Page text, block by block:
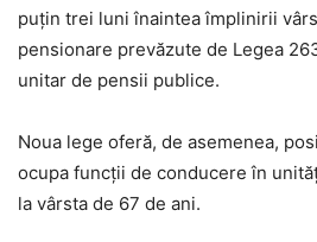
puțin trei luni înaintea împlinirii
pensionare prevăzute de Legea
unitar de pensii publice.
Noua lege oferă, de asemenea,
ocupa funcții de conducere în
la vârsta de 67 de ani.